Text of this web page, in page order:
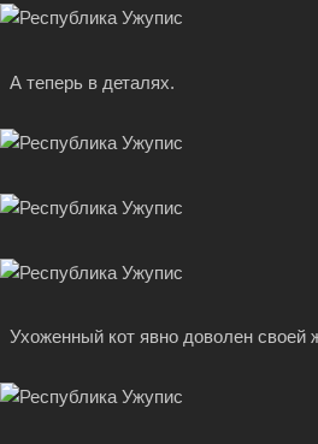
А теперь в деталях.
Ухоженный кот явно доволен своей